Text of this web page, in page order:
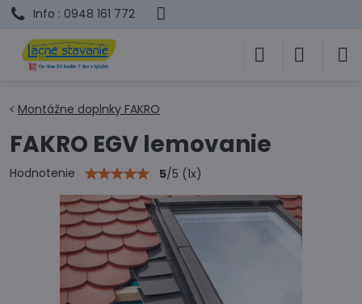
Info : 0948 161 772
Montážne doplnky FAKRO
FAKRO EGV lemovanie
Hodnotenie 5/5 (1x)